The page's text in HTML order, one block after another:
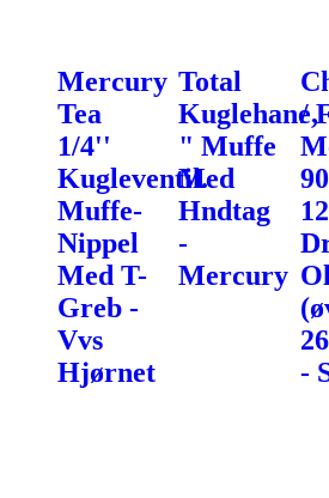
Mercury
Tea
1/4''
Kugleventil.
Muffe-
Nippel
Med T-
Greb -
Vvs
Hjørnet
Total
Kuglehane,
" Muffe
Med
Hndtag
-
Mercury
/
-